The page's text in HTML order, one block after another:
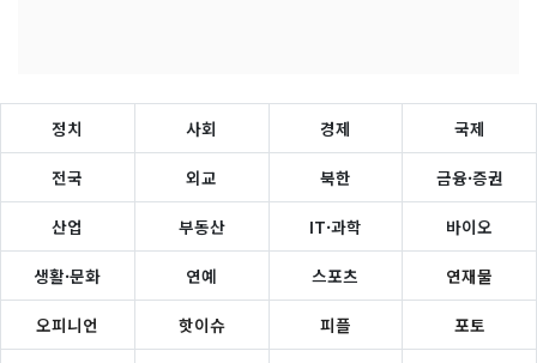
정치 사회 경제 국제
전국 외교 북한 금융·증권
산업 부동산 IT·과학 바이오
생활·문화 연예 스포츠 연재물
오피니언 핫이슈 피플 포토